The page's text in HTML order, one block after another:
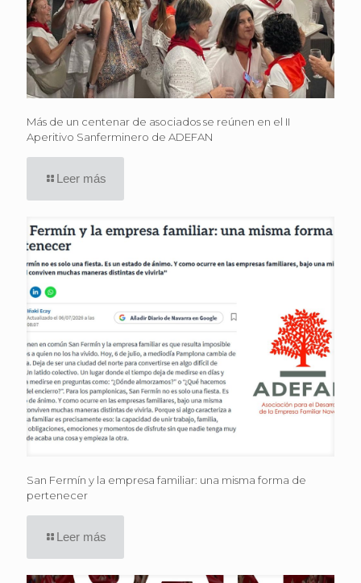
Más de un centenar de asociados se reúnen en el II
Aperitivo Sanferminero de ADEFAN
Leer más
San Fermín y la empresa familiar: una misma forma de
pertenecer
Leer más